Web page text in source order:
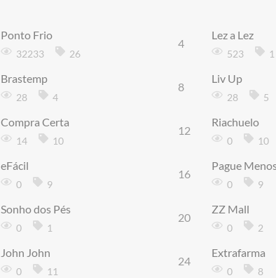
Ponto Frio
32233 26
4
Lez a Lez
523 1
Brastemp
28 4
8
Liv Up
28 5
Compra Certa
14 10
12
Riachuelo
0 10
eFácil
0 9
16
Pague
0 9
Sonho dos Pés
0 1
20
ZZ Mall
0 2
John John
0 11
24
Extrafarma
0 8